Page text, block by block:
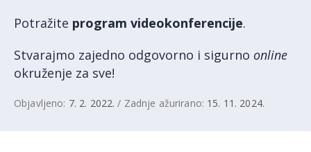
Potražite program videokonferencije.
Stvarajmo zajedno odgovorno i sigurno online
okruženje za sve!
Objavljeno: 7. 2. 2022. / Zadnje ažurirano: 15. 11. 2024.